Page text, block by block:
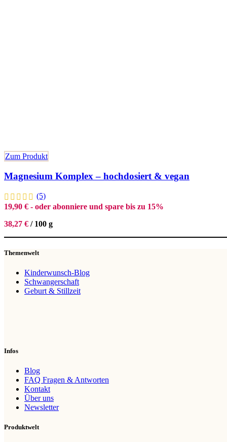
Zum Produkt
Magnesium Komplex – hochdosiert & vegan
(5)
19,90 € - oder abonniere und spare bis zu 15%
38,27 € / 100 g
Themenwelt
Kinderwunsch-Blog
Schwangerschaft
Geburt & Stillzeit
Infos
Blog
FAQ Fragen & Antworten
Kontakt
Über uns
Newsletter
Produktwelt